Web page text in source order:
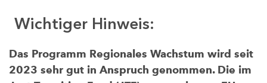
Wichtiger Hinweis:
Das Programm Regionales Wachstum wird seit
2023 sehr gut in Anspruch genommen. Die im